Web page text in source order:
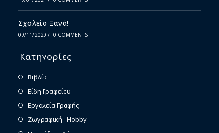
Σχολείο Ξανά!
09/11/2020 / 0 COMMENTS
Κατηγορίες
Βιβλία
Είδη Γραφείου
Εργαλεία Γραφής
Ζωγραφική - Hobby